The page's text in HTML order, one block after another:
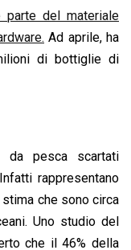
parte del materiale
Ad aprile, ha
di bottiglie di
da pesca scartati
rappresentano
che sono circa
Uno studio del
che il 46% della